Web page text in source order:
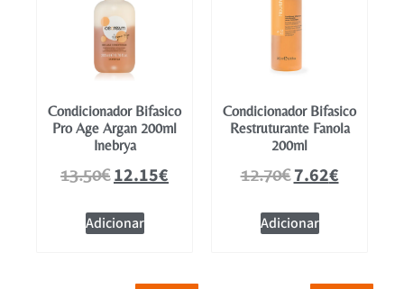
Condicionador Bifasico
Pro Age Argan 200ml
Inebrya
13.50€12.15€
Adicionar
Condicionador Bifasico
Restruturante Fanola
200ml
12.70€7.62€
Adicionar